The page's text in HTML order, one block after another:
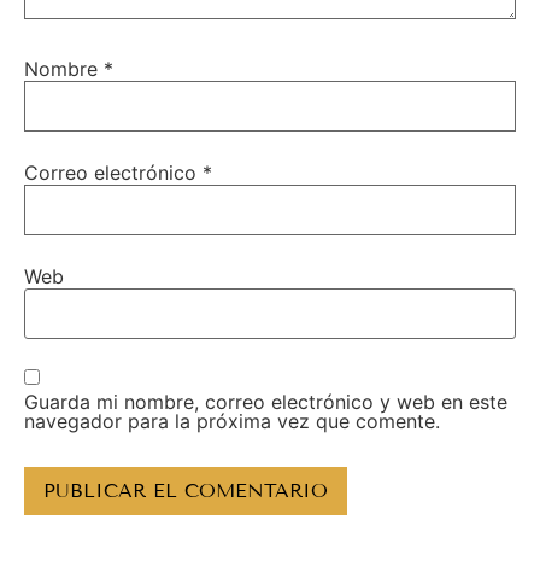
Nombre *
Correo electrónico *
Web
Guarda mi nombre, correo electrónico y web en este
navegador para la próxima vez que comente.